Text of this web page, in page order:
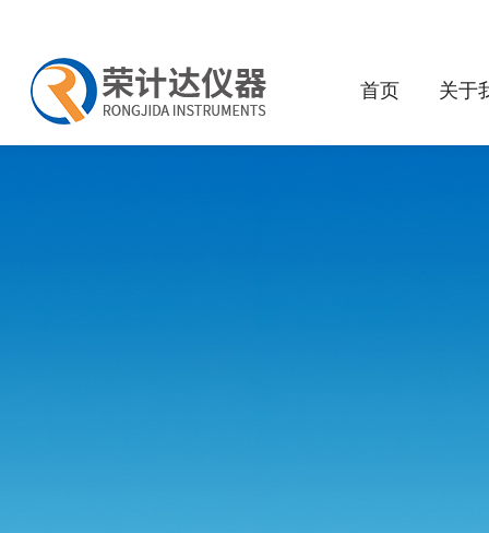
首页 关于